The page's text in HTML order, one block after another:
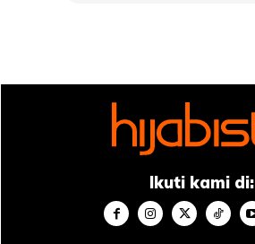
guys, selamat mencuba!
Ikuti kami di: